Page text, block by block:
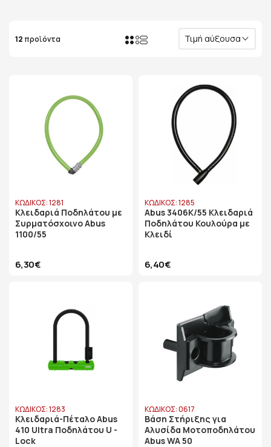
12 προϊόντα Τιμή αύξουσα
ΚΩΔΙΚΟΣ: 1281
Κλειδαριά Ποδηλάτου με
Συρματόσχοινο Abus
1100/55
6,30€
ΚΩΔΙΚΟΣ: 1285
Abus 3406K/55 Κλειδαριά
Ποδηλάτου Κουλούρα με
Κλειδί
6,40€
ΚΩΔΙΚΟΣ: 1283
Κλειδαριά-Πέταλο Abus
410 Ultra Ποδηλάτου U -
Lock
ΚΩΔΙΚΟΣ: 0617
Βάση Στήριξης για
Αλυσίδα Μοτοποδηλάτου
Abus WA 50